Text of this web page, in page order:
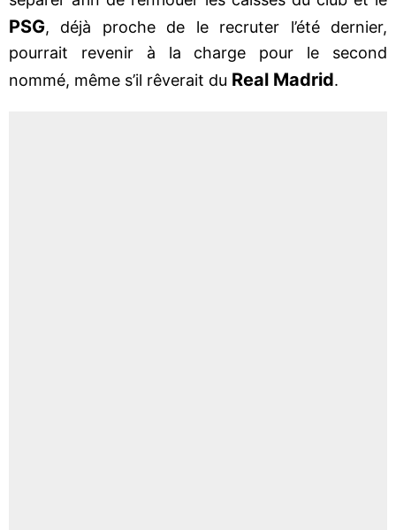
PSG, déjà proche de le recruter l’été dernier,
pourrait revenir à la charge pour le second
nommé, même s’il rêverait du Real Madrid.